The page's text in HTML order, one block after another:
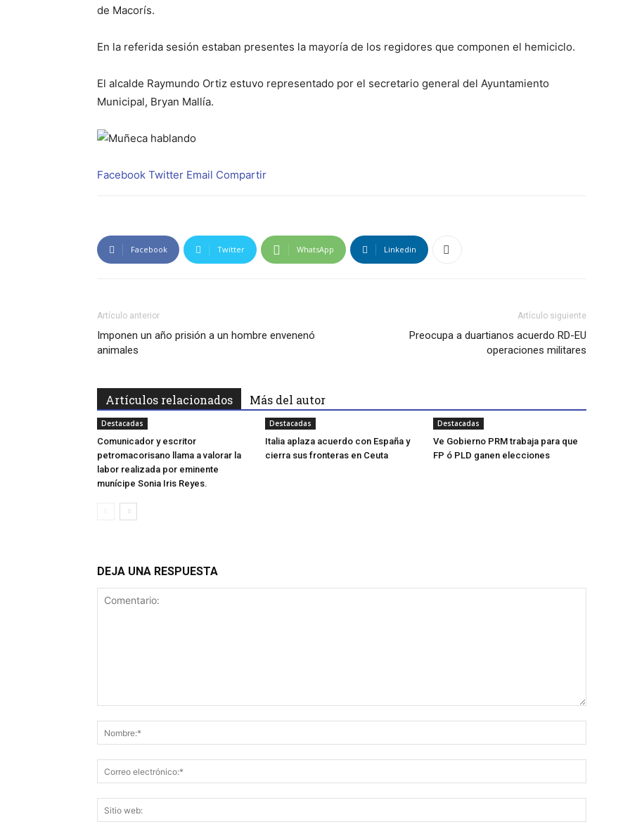
de Macorís.
En la referida sesión estaban presentes la mayoría de los regidores que componen el hemiciclo.
El alcalde Raymundo Ortiz estuvo representado por el secretario general del Ayuntamiento
Municipal, Bryan Mallía.
Facebook Twitter Email Compartir
Facebook Twitter WhatsApp Linkedin
Artículo anterior
Imponen un año prisión a un hombre envenenó
animales
Artículo siguiente
Preocupa a duartianos acuerdo RD-EU
operaciones militares
Artículos relacionados Más del autor
Destacadas
Comunicador y escritor
petromacorisano llama a valorar la
labor realizada por eminente
munícipe Sonia Iris Reyes.
Destacadas
Italia aplaza acuerdo con España y
cierra sus fronteras en Ceuta
Destacadas
Ve Gobierno PRM trabaja para que
FP ó PLD ganen elecciones
DEJA UNA RESPUESTA